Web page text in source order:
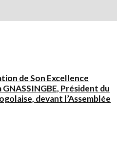
de Son Excellence
Président du
devant l’Assemblée